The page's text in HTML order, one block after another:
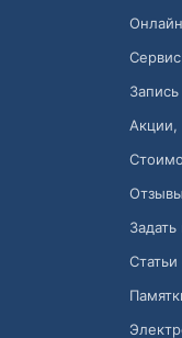
Акции,
Статьи